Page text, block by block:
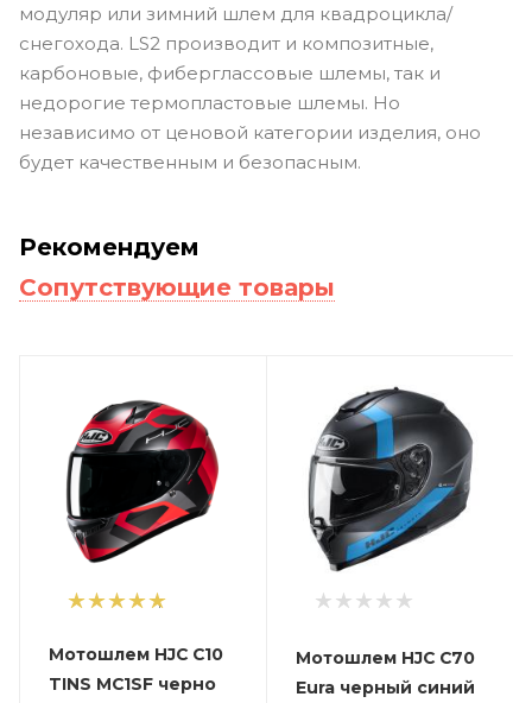
модуляр или зимний шлем для квадроцикла/
снегохода. LS2 производит и композитные,
карбоновые, фиберглассовые шлемы, так и
недорогие термопластовые шлемы. Но
независимо от ценовой категории изделия, оно
будет качественным и безопасным.
Рекомендуем
Сопутствующие товары
1
Мотошлем HJC C10
TINS MC1SF черно
Мотошлем HJC C70
Eura черный синий